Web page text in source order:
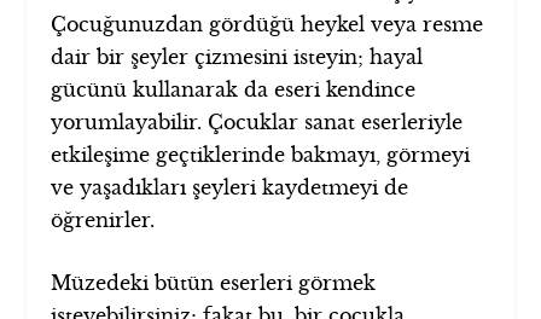
Çocuğunuzdan gördüğü heykel veya resme
dair bir şeyler çizmesini isteyin; hayal
gücünü kullanarak da eseri kendince
yorumlayabilir. Çocuklar sanat eserleriyle
etkileşime geçtiklerinde bakmayı, görmeyi
ve yaşadıkları şeyleri kaydetmeyi de
öğrenirler.
Müzedeki bütün eserleri görmek